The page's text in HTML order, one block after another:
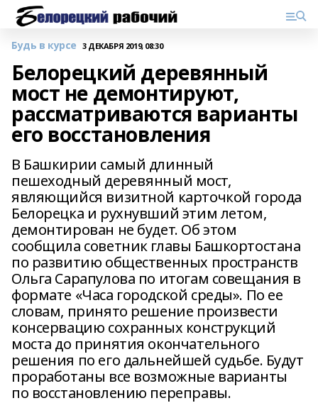
Будь в курсе 3 ДЕКАБРЯ 2019, 08:30
Белорецкий деревянный
мост не демонтируют,
рассматриваются варианты
его восстановления
В Башкирии самый длинный
пешеходный деревянный мост,
являющийся визитной карточкой города
Белорецка и рухнувший этим летом,
демонтирован не будет. Об этом
сообщила советник главы Башкортостана
по развитию общественных пространств
Ольга Сарапулова по итогам совещания в
формате «Часа городской среды». По ее
словам, принято решение произвести
консервацию сохранных конструкций
моста до принятия окончательного
решения по его дальнейшей судьбе. Будут
проработаны все возможные варианты
по восстановлению переправы.